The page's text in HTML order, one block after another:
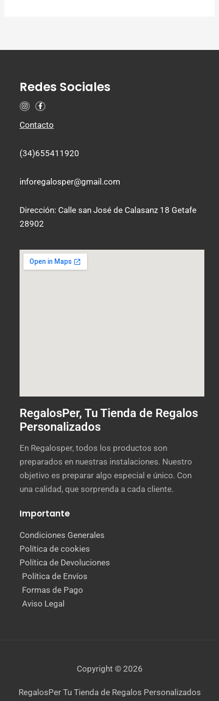
Redes Sociales
I
n
t
a
m
F
a
e
b
-
Contacto
(34)655411920
inforegalosper@gmail.com
Dirección: Calle san José de Calasanz 18 Getafe
28902
RegalosPer, Tu Tienda de Regalos
Personalizados
En Regalosper, todos los productos son
preparados en nuestras instalaciones. Nuestro
objetivo es preparar algo especial e único. Con
una calidad, que sorprenda a cada cliente.
Importante
Condiciones Generales
Política de cookies
Política de Devoluciones
Política de Envíos
Formas de Pago
Aviso Legal
Copyright © 2026
RegalosPer Tu Tienda de Regalos Personalizados